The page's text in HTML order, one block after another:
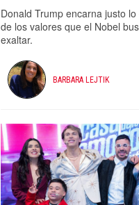
Donald Trump encarna justo
de los valores que el Nobel
exaltar.
BARBARA LEJTIK